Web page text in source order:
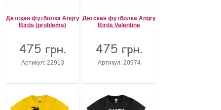
Детская футболка Angry
Birds (problems)
475 грн.
Артикул: 22913
Детская футболка Angry
Birds Valentine
475 грн.
Артикул: 20974